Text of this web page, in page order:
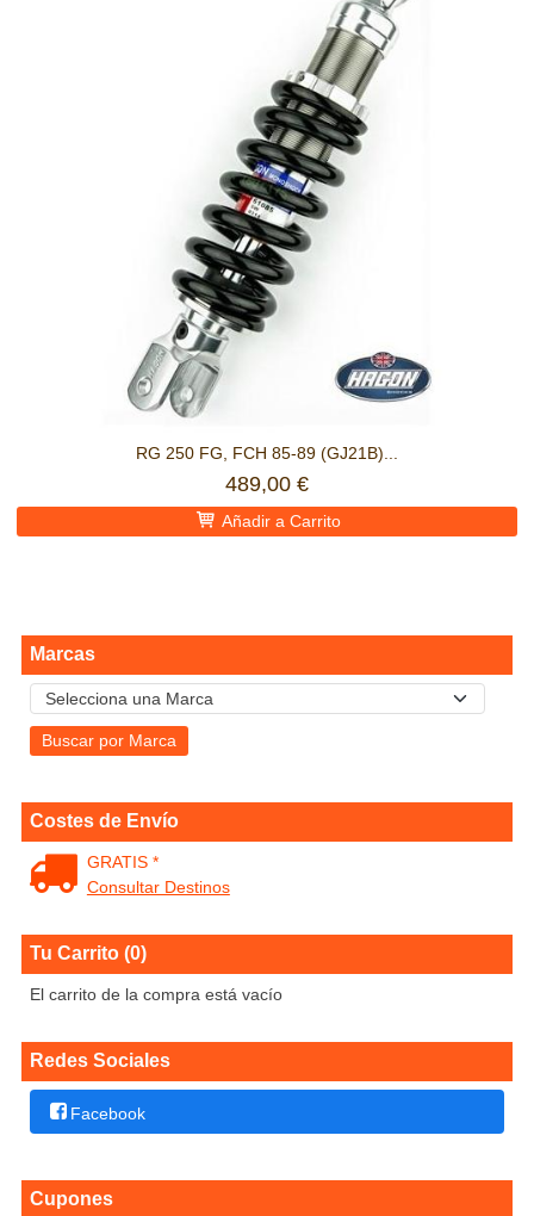
Marcas
Costes de Envío
GRATIS *
Consultar Destinos
Tu Carrito (0)
El carrito de la compra está vacío
Redes Sociales
Facebook
Cupones
RG 250 FG, FCH 85-89 (GJ21B)...
489,00 €
Añadir a Carrito